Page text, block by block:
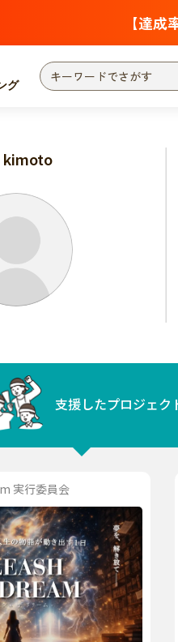
【達
グ
注目 支援金
国際協力
災害
北海道・東北
関東
新潟
中国
四国
九州・沖縄 福岡
kimoto
支援したプロジェク
実行委員会